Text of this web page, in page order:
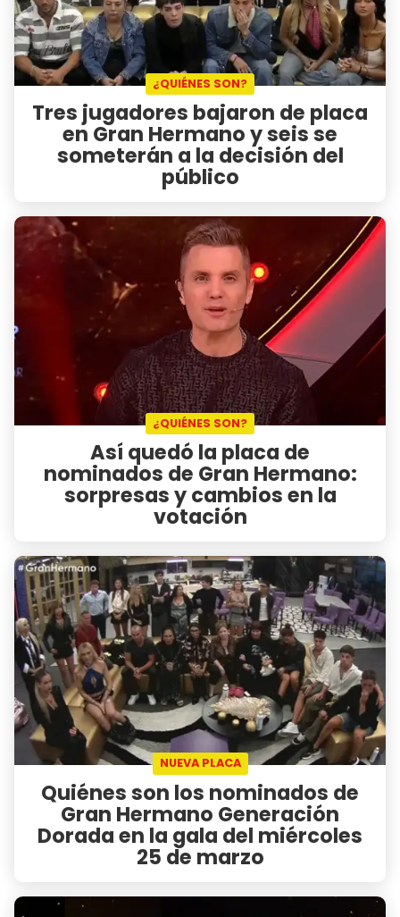
¿QUIÉNES SON?
Tres jugadores bajaron de placa
en Gran Hermano y seis se
someterán a la decisión del
público
¿QUIÉNES SON?
Así quedó la placa de
nominados de Gran Hermano:
sorpresas y cambios en la
votación
NUEVA PLACA
Quiénes son los nominados de
Gran Hermano Generación
Dorada en la gala del miércoles
25 de marzo